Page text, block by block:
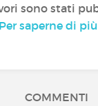
sono stati
saperne di più
COMMENTI